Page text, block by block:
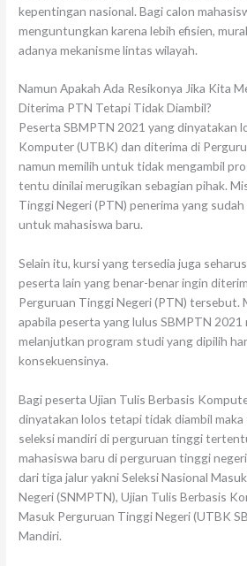
kepentingan nasional. Bagi calon
menguntungkan karena lebih efisien,
adanya mekanisme lintas wilayah.
Namun Apakah Ada Resikonya Jika Kita
Diterima PTN Tetapi Tidak Diambil?
Peserta SBMPTN 2021 yang dinyatakan
Komputer (UTBK) dan diterima di
namun memilih untuk tidak mengambil
tentu dinilai merugikan sebagian pihak.
Tinggi Negeri (PTN) penerima yang
untuk mahasiswa baru.
Selain itu, kursi yang tersedia juga
peserta lain yang benar-benar ingin
Perguruan Tinggi Negeri (PTN) tersebut.
apabila peserta yang lulus SBMPTN 2021
melanjutkan program studi yang dipilih
konsekuensinya.
Bagi peserta Ujian Tulis Berbasis
dinyatakan lolos tetapi tidak diambil
seleksi mandiri di perguruan tinggi
mahasiswa baru di perguruan tinggi
dari tiga jalur yakni Seleksi Nasional
Negeri (SNMPTN), Ujian Tulis Berbasis
Masuk Perguruan Tinggi Negeri (UTBK
Mandiri.